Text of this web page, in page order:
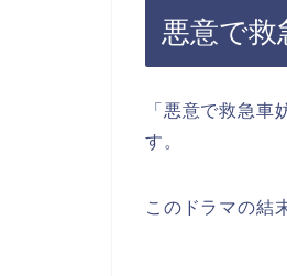
悪意で救
「悪意で救急
す。
このドラマの結